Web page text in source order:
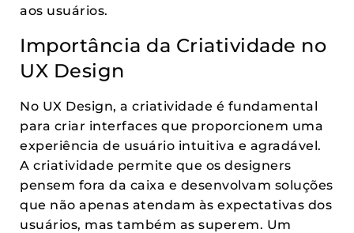
aos usuários.
Importância da Criatividade no
UX Design
No UX Design, a criatividade é fundamental
para criar interfaces que proporcionem uma
experiência de usuário intuitiva e agradável.
A criatividade permite que os designers
pensem fora da caixa e desenvolvam soluções
que não apenas atendam às expectativas dos
usuários, mas também as superem. Um